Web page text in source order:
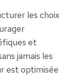
les choix
et
jamais les
est optimisée